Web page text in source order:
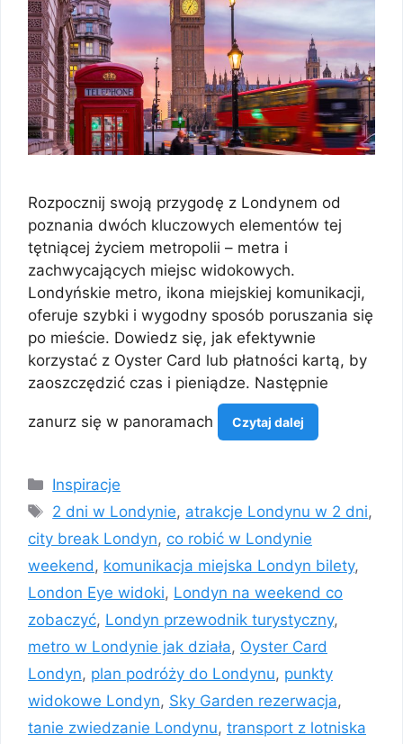
Rozpocznij swoją przygodę z Londynem od
poznania dwóch kluczowych elementów tej
tętniącej życiem metropolii – metra i
zachwycających miejsc widokowych.
Londyńskie metro, ikona miejskiej komunikacji,
oferuje szybki i wygodny sposób poruszania się
po mieście. Dowiedz się, jak efektywnie
korzystać z Oyster Card lub płatności kartą, by
zaoszczędzić czas i pieniądze. Następnie
zanurz się w panoramach Czytaj dalej
Kategorie
Inspiracje
Tagi
2 dni w Londynie, atrakcje Londynu w 2 dni,
city break Londyn, co robić w Londynie
weekend , komunikacja miejska Londyn bilety,
London Eye widoki, Londyn na weekend co
zobaczyć, Londyn przewodnik turystyczny,
metro w Londynie jak działa, Oyster Card
Londyn, plan podróży do Londynu, punkty
widokowe Londyn, Sky Garden rezerwacja,
tanie zwiedzanie Londynu, transport z lotniska